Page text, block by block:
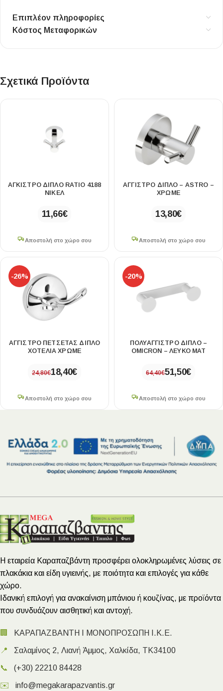
Επιπλέον πληροφορίες
Κόστος Μεταφορικών
Σχετικά Προϊόντα
ΑΓΚΙΣΤΡΟ ΔΙΠΛΟ RATIO 4188
ΝΙΚΕΛ
11,66€
Αποστολή στο χώρο σου
ΑΓΓΙΣΤΡΟ ΔΙΠΛΟ – ASTRO –
ΧΡΩΜΕ
13,80€
Αποστολή στο χώρο σου
-26%
ΑΓΓΙΣΤΡΟ ΠΕΤΣΕΤΑΣ ΔΙΠΛΟ
ΧΟΤΕΛΙΑ ΧΡΩΜΕ
24,80€18,40€
Αποστολή στο χώρο σου
-20%
ΠΟΛΥΑΓΓΙΣΤΡΟ ΔΙΠΛΟ –
OMICRON – ΛΕΥΚΟ ΜΑΤ
64,40€51,50€
Αποστολή στο χώρο σου
Η εταιρεία Καραπαζβάντη προσφέρει ολοκληρωμένες λύσεις σε
πλακάκια και είδη υγιεινής, με ποιότητα και επιλογές για κάθε
χώρο.
Ιδανική επιλογή για ανακαίνιση μπάνιου ή κουζίνας, με προϊόντα
που συνδυάζουν αισθητική και αντοχή.
🏢 ΚΑΡΑΠΑΖΒΑΝΤΗ Ι ΜΟΝΟΠΡΟΣΩΠΗ Ι.Κ.Ε.
📍 Σαλαμίνος 2, Λιανή Άμμος, Χαλκίδα, ΤΚ34100
📞 (+30) 22210 84428
✉️ info@megakarapazvantis.gr